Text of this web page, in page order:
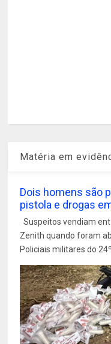
Matéria em
Dois homens são
pistola e drogas
Suspeitos vendiam
Zenith quando foram
Policiais militares do 24º